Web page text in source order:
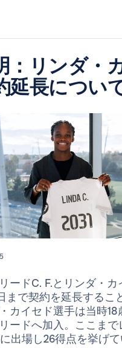
：リンダ・
延長につい
ードC. F.とリンダ・カ
まで契約を延長するこ
カイセド選手は当時
ードへ加入。ここまで
出場し26得点を挙げて